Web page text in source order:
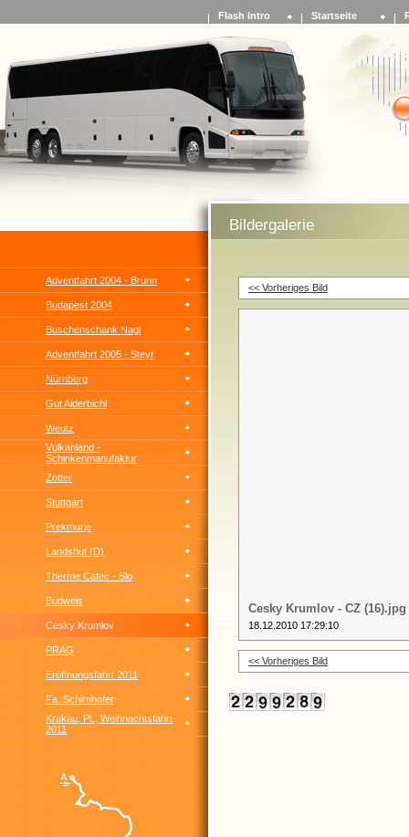
Flash Intro Startseite
Adventfahrt 2004 - Brünn
Budapest 2004
Buschenschank Nagl
Adventfahrt 2005 - Steyr
Nürnberg
Gut Aiderbichl
Weutz
Vulkanland -
Schinkenmanufaktur
Zotter
Stuttgart
Prekmurje
Landshut (D)
Therme Catec - Slo
Budweis
Cesky Krumlov
PRAG
Eröffnungsfahrt 2011
Fa. Schirnhofer
Krakau; PL, Weihnachtsfahrt
2011
Bildergalerie
<< Vorheriges Bild
Cesky Krumlov - CZ (16).jpg
18.12.2010 17:29:10
<< Vorheriges Bild